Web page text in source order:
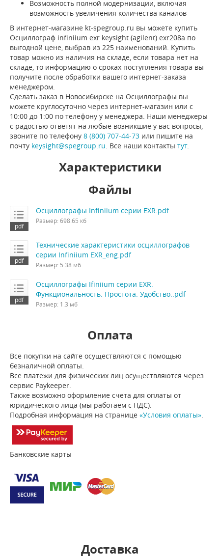
Возможность полной модернизации, включая
возможность увеличения количества каналов
В интернет-магазине kt-spegroup.ru вы можете купить
Осциллограф infiniium exr keysight (agilent) exr208a по
выгодной цене, выбрав из 225 наименований. Купить
товар можно из наличия на складе, если товара нет на
складе, то информацию о сроках поступления товара вы
получите после обработки вашего интернет-заказа
менеджером.
Сделать заказ в Новосибирске на Осциллографы вы
можете круглосуточно через интернет-магазин или с
10:00 до 1:00 по телефону у менеджера. Наши менеджеры
с радостью ответят на любые возникшие у вас вопросы,
звоните по телефону 8 (800) 707-44-73 или пишите на
почту keysight@spegroup.ru . Все наши контакты тут.
Характеристики
Файлы
Осциллографы Infiniium серии EXR.pdf
Размер: 698.65 кб
Технические характеристики осциллографов
серии Infiniium EXR_eng.pdf
Размер: 5.38 мб
Осциллографы Ifiniium серии EXR.
Функциональность. Простота. Удобство..pdf
Размер: 1.3 мб
Оплата
Все покупки на сайте осуществляются с помощью
безналичной оплаты.
Все платежи для физических лиц осуществляются через
сервис Paykeeper.
Также возможно оформление счета для оплаты от
юридического лица (мы работаем с НДС).
Подробная информация на странице «Условия оплаты»
Банковские карты
Доставка